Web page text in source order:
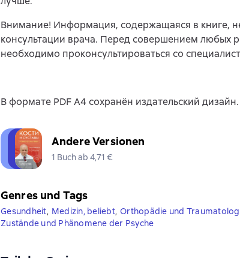
Внимание! Информация, содержащаяся в книге,
консультации врача. Перед совершением любых
необходимо проконсультироваться со
В формате PDF A4 сохранён издательский дизайн.
Andere Versionen
1 Buch ab 4,71 €
Genres und Tags
Gesundheit, Medizin, beliebt, Orthopädie und
Zustände und Phänomene der Psyche